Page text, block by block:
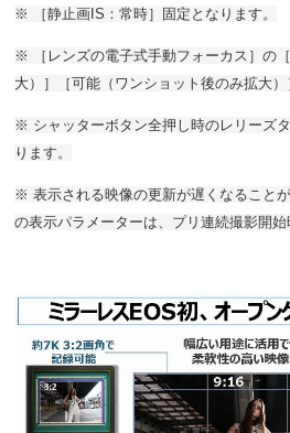
※ ［静止画IS：常時］固定となります。
※ ［レンズの電子式手動フォーカス］の
大）］［可能（ワンショット後のみ拡大）
※ シャッターボタン全押し時のレリーズ
ります。
※ 表示される映像の更新が遅くなること
の表示パラメーターは、プリ連続撮影開始